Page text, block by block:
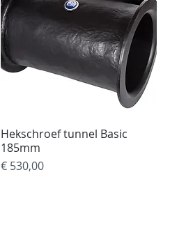
Snel overzicht
Hekschroef tunnel Basic
185mm
Prijs
€ 530,00